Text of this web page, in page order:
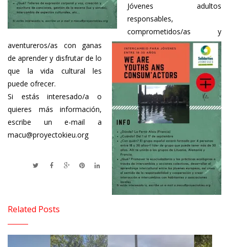
Jóvenes adultos
responsables,
comprometidos/as y
aventureros/as con ganas
de aprender y disfrutar de lo
que la vida cultural les
puede ofrecer.
Si estás interesado/a o
quieres más información,
escribe un e-mail a
macu@proyectokieu.org
Related Posts